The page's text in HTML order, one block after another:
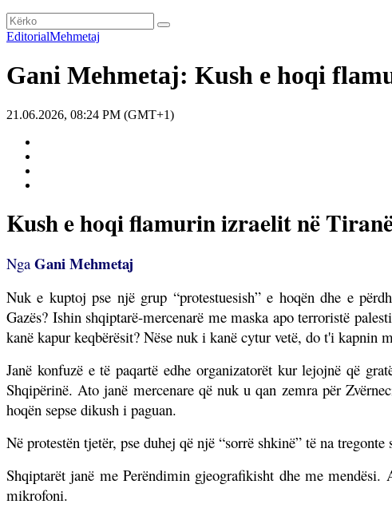
EditorialMehmetaj
Gani Mehmetaj: Kush e hoqi
21.06.2026, 08:24 PM (GMT+1)
Kush e hoqi flamurin izraelit në
Nga Gani Mehmetaj
Nuk e kuptoj pse një grup “protestuesish” e hoqën dhe e
Gazës? Ishin shqiptarë-mercenarë me maska apo terroristë
kanë kapur keqbërësit? Nëse nuk i kanë cytur vetë, do t'i kapnin
Janë konfuzë e të paqartë edhe organizatorët kur lejojnë që
Shqipërinë. Ato janë mercenare që nuk u qan zemra për
hoqën sepse dikush i paguan.
Në protestën tjetër, pse duhej që një “sorrë shkinë” të na
Shqiptarët janë me Perëndimin gjeografikisht dhe me
mikrofoni.